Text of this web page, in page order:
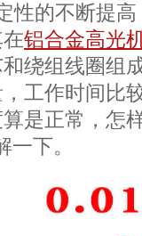
性的不断提
铝合金高光
绕组线圈组
工作时间比
是正常，怎
下。